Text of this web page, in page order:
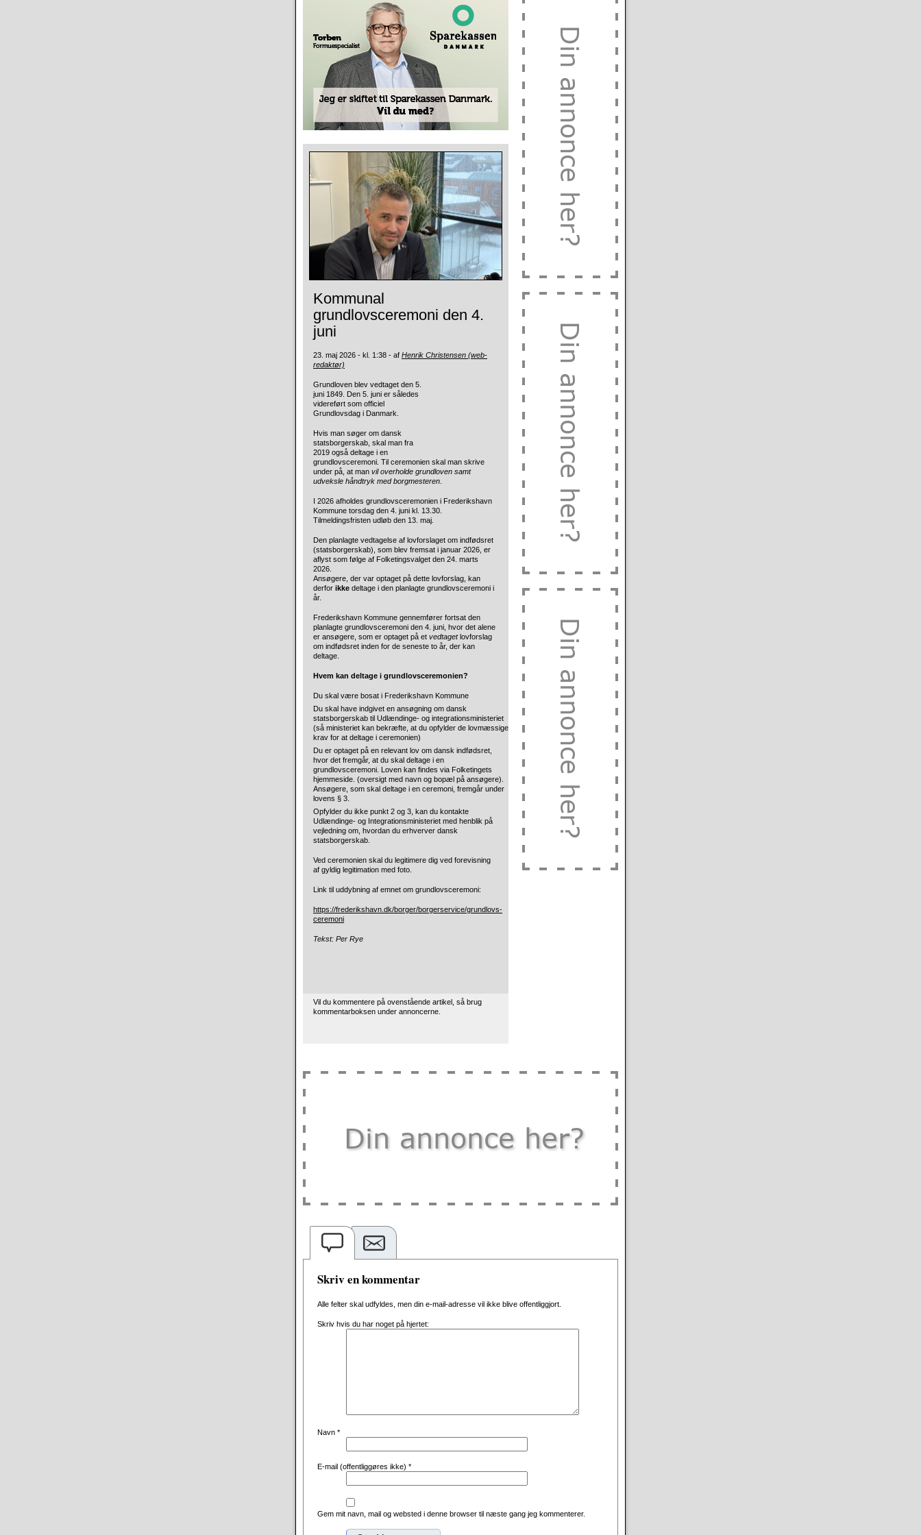
Kommunal
grundlovsceremoni den 4.
juni
23. maj 2026 - kl. 1:38 - af Henrik Christensen (web-
redaktør)
Grundloven blev vedtaget den 5.
juni 1849. Den 5. juni er således
videreført som officiel
Grundlovsdag i Danmark.
Hvis man søger om dansk
statsborgerskab, skal man fra
2019 også deltage i en
grundlovsceremoni. Til ceremonien skal man skrive
under på, at man vil overholde grundloven samt
udveksle håndtryk med borgmesteren
I 2026 afholdes grundlovsceremonien i Frederikshavn
Kommune torsdag den 4. juni kl. 13.30.
Tilmeldingsfristen udløb den 13. maj.
Den planlagte vedtagelse af lovforslaget om indfødsret
(statsborgerskab), som blev fremsat i januar 2026, er
aflyst som følge af Folketingsvalget den 24. marts
2026.
Ansøgere, der var optaget på dette lovforslag, kan
derfor ikke deltage i den planlagte grundlovsceremoni i
år.
Frederikshavn Kommune gennemfører fortsat den
planlagte grundlovsceremoni den 4. juni, hvor det alene
er ansøgere, som er optaget på et vedtagetlovforslag
om indfødsret inden for de seneste to år, der kan
deltage.
Hvem kan deltage i grundlovsceremonien?
Du skal være bosat i Frederikshavn Kommune
Du skal have indgivet en ansøgning om dansk
statsborgerskab til Udlændinge- og integrationsministeriet
(så ministeriet kan bekræfte, at du opfylder de lovmæssige
krav for at deltage i ceremonien)
Du er optaget på en relevant lov om dansk indfødsret,
hvor det fremgår, at du skal deltage i en
grundlovsceremoni. Loven kan findes via Folketingets
hjemmeside. (oversigt med navn og bopæl på ansøgere).
Ansøgere, som skal deltage i en ceremoni, fremgår under
lovens § 3.
Opfylder du ikke punkt 2 og 3, kan du kontakte
Udlændinge- og Integrationsministeriet med henblik på
vejledning om, hvordan du erhverver dansk
statsborgerskab.
Ved ceremonien skal du legitimere dig ved forevisning
af gyldig legitimation med foto.
Link til uddybning af emnet om grundlovsceremoni:
https://frederikshavn.dk/borger/borgerservice/grundlovs-
ceremoni
Tekst: Per Rye
Vil du kommentere på ovenstående artikel, så brug
kommentarboksen under annoncerne.
Skriv en kommentar
Alle felter skal udfyldes, men din e-mail-adresse vil ikke blive offentliggjort.
Skriv hvis du har noget på hjertet:
Navn *
E-mail (offentliggøres ikke) *
Gem mit navn, mail og websted i denne browser til næste gang jeg kommenterer.